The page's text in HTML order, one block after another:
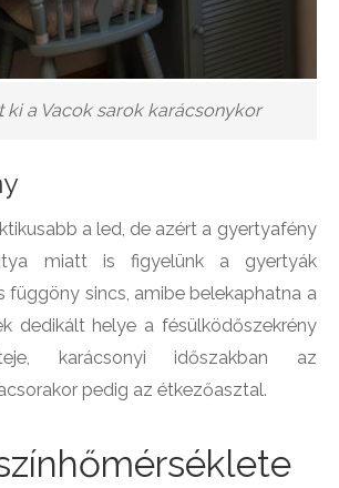
ki a Vacok sarok karácsonykor
a led, de azért a gyertyafény
miatt is figyelünk a gyertyák
függöny sincs, amibe belekaphatna a
dedikált helye a fésülködőszekrény
karácsonyi időszakban az
pedig az étkezőasztal.